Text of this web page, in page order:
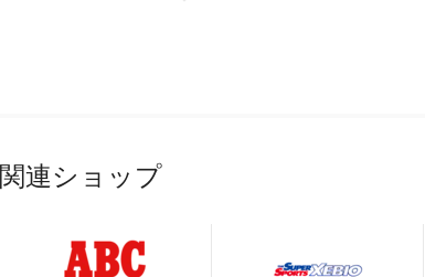
関連ショップ